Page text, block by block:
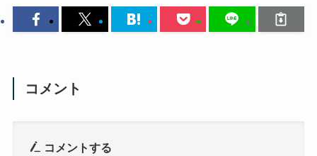
コメント
コメントする